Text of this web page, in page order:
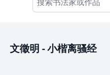
文徵明 -小楷离骚经